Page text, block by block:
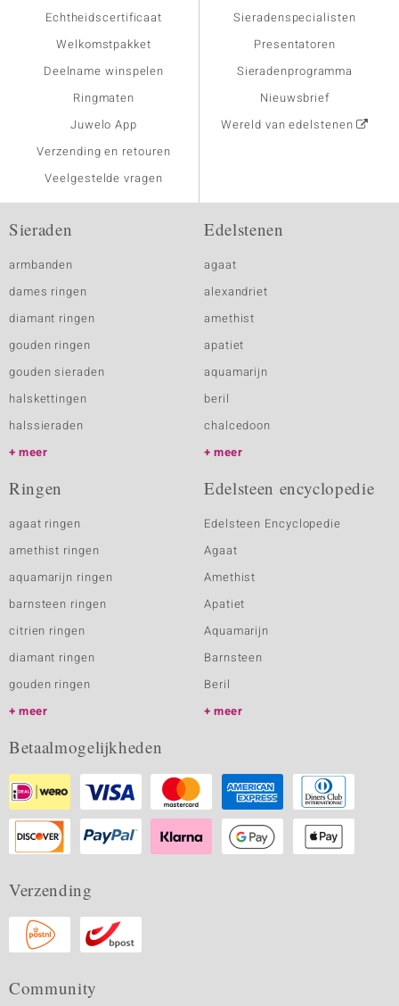
Echtheidscertificaat
Welkomstpakket
Deelname winspelen
Ringmaten
Juwelo App
Verzending en retouren
Veelgestelde vragen
Sieradenspecialisten
Presentatoren
Sieradenprogramma
Nieuwsbrief
Wereld van edelstenen
Sieraden
armbanden
dames ringen
diamant ringen
gouden ringen
gouden sieraden
halskettingen
halssieraden
meer
Edelstenen
agaat
alexandriet
amethist
apatiet
aquamarijn
beril
chalcedoon
meer
Ringen
agaat ringen
amethist ringen
aquamarijn ringen
barnsteen ringen
citrien ringen
diamant ringen
gouden ringen
meer
Edelsteen encyclopedie
Edelsteen Encyclopedie
Agaat
Amethist
Apatiet
Aquamarijn
Barnsteen
Beril
meer
Betaalmogelijkheden
Verzending
Community